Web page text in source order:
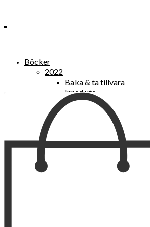
Böcker
2022
Baka & ta tillvara
Inred ute
Power Women
2021
Kvinnan som lekte med
“Vi vill nytt, vi begär
Sånger vid avgrunden
Vattenvarelser : en
Sannas fastebok
Happy skin : ung hud
Det lilla pensionatet i
I
Self Love – hur du